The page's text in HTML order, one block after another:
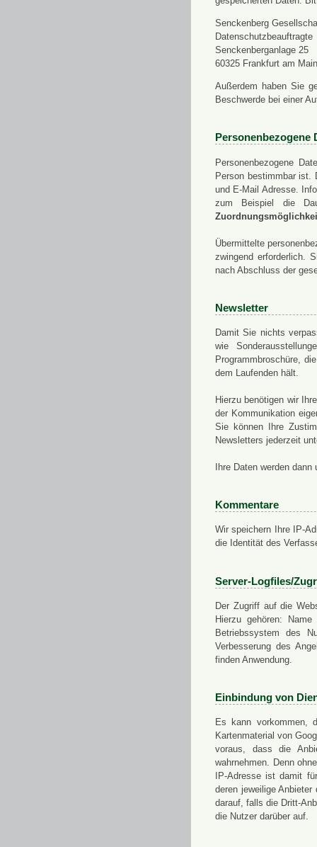
Senckenberg
Datenschutzbeauftragte
Senckenberganlage 25
60325 Frankfurt am Main
Außerdem haben Sie
Beschwerde bei einer
Personenbezogene
Personenbezogene
Person bestimmbar ist.
und E-Mail Adresse.
zum Beispiel die
Übermittelte
zwingend erforderlich.
nach Abschluss der
Newsletter
Damit Sie nichts
wie
Programmbroschüre,
dem Laufenden hält.
Hierzu benötigen wir
der Kommunikation
Sie können Ihre
Newsletters jederzeit
Ihre Daten werden
Kommentare
Wir speichern Ihre IP-
die Identität des
Server-Logfiles/
Der Zugriff auf die
Hierzu gehören:
Betriebssystem des
Verbesserung des
finden Anwendung.
Einbindung von
Es kann vorkommen,
Kartenmaterial von
voraus, dass die
wahrnehmen. Denn
IP-Adresse ist damit
deren jeweilige
darauf, falls die Dritt-
die Nutzer darüber auf.